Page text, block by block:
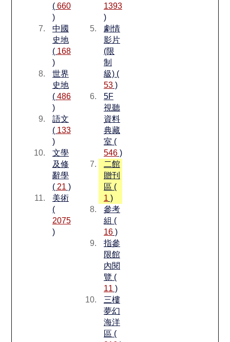
( 660
)
中國
史地
( 168
)
世界
史地
( 486
)
語文
( 133
)
文學
及修
辭學
( 21 )
美術
(
2075
)
1393
)
劇情
影片
(限
制
級) (
53)
5F
視聽
資料
典藏
室 (
546)
二館
贈刊
區 (
1 )
參考
組 (
16)
指參
限館
內閱
覽 (
11 )
三樓
夢幻
海洋
區 (